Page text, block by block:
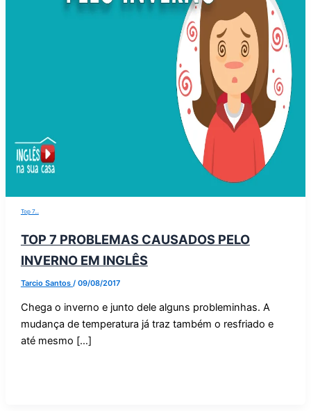
Top 7...
TOP 7 PROBLEMAS CAUSADOS PELO
INVERNO EM INGLÊS
Tarcio Santos / 09/08/2017
Chega o inverno e junto dele alguns probleminhas. A
mudança de temperatura já traz também o resfriado e
até mesmo […]